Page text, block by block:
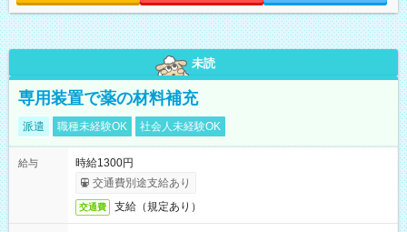
未読
専用装置で薬の材料補充
派遣 職種未経験OK 社会人未経験OK
給与
時給1300円
交通費別途支給あり
交通費 支給（規定あり）